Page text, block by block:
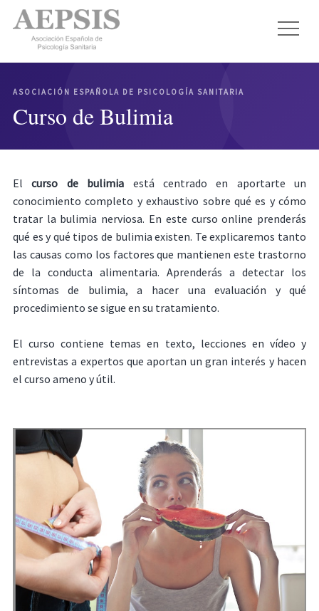
ASOCIACIÓN ESPAÑOLA DE PSICOLOGÍA SANITARIA
Curso de Bulimia
Elcurso de bulimia está centrado en aportarte un
conocimiento completo y exhaustivo sobre qué es y cómo
tratar la bulimia nerviosa. En este curso online prenderás
qué es y qué tipos de bulimia existen. Te explicaremos tanto
las causas como los factores que mantienen este trastorno
de la conducta alimentaria. Aprenderás a detectar los
síntomas de bulimia, a hacer una evaluación y qué
procedimiento se sigue en su tratamiento.
El curso contiene temas en texto, lecciones en vídeo y
entrevistas a expertos que aportan un gran interés y hacen
el curso ameno y útil.